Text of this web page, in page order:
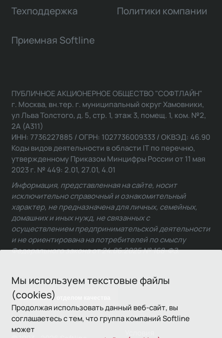
Мы используем текстовые файлы
(cookies)
Продолжая использовать данный веб-сайт, вы
соглашаетесь с тем, что группа компаний Softline
может
Техподдержка Политики компании
Приемная Softline
Связаться с отделом качества
ПУБЛИЧНОЕ АКЦИОНЕРНОЕ ОБЩЕСТВО "СОФТЛАЙН"
г. Москва, вн.тер. г. муниципальный округ Хамовники,
ул Льва Толстого, д. 5, стр. 1, этаж 3, помещ. 1, ком. №2,
2А (А311)
ИНН: 7736227885 / ОГРН: 1027736009333 / ОКВЭД: 46.90
Коды видов деятельности в области IT по перечню,
утвержденному Приказом Минцифры России от 11 мая
2023 г. № 449: 2.01, 27.01, 4.01
Информация, представленная на сайте, носит
исключительно справочный и ознакомительный
характер, не предназначена для личных, семейных,
домашних и иных нужд, не связанных с
осуществлением предпринимательской деятельности
и не ориентирована на потребителей по смыслу
Федерального закона от 24.06.2025 № 168-ФЗ.